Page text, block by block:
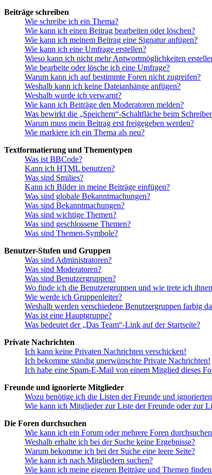
Beiträge schreiben
Wie schreibe ich ein Thema?
Wie kann ich einen Beitrag bearbeiten oder löschen?
Wie kann ich meinem Beitrag eine Signatur anfügen?
Wie kann ich eine Umfrage erstellen?
Wieso kann ich nicht mehr Antwortmöglichkeiten
Wie bearbeite oder lösche ich eine Umfrage?
Warum kann ich auf bestimmte Foren nicht zugreifen?
Weshalb kann ich keine Dateianhänge anfügen?
Weshalb wurde ich verwarnt?
Wie kann ich Beiträge den Moderatoren melden?
Was bewirkt die „Speichern“-Schaltfläche beim
Warum muss mein Beitrag erst freigegeben werden?
Wie markiere ich ein Thema als neu?
Textformatierung und Thementypen
Was ist BBCode?
Kann ich HTML benutzen?
Was sind Smilies?
Kann ich Bilder in meine Beiträge einfügen?
Was sind globale Bekanntmachungen?
Was sind Bekanntmachungen?
Was sind wichtige Themen?
Was sind geschlossene Themen?
Was sind Themen-Symbole?
Benutzer-Stufen und Gruppen
Was sind Administratoren?
Was sind Moderatoren?
Was sind Benutzergruppen?
Wo finde ich die Benutzergruppen und wie trete ich
Wie werde ich Gruppenleiter?
Weshalb werden verschiedene Benutzergruppen farbig
Was ist eine Hauptgruppe?
Was bedeutet der „Das Team“-Link auf der Startseite?
Private Nachrichten
Ich kann keine Privaten Nachrichten verschicken!
Ich bekomme ständig unerwünschte Private Nachrichten!
Ich habe eine Spam-E-Mail von einem Mitglied dieses
Freunde und ignorierte Mitglieder
Wozu benötige ich die Listen der Freunde und
Wie kann ich Mitglieder zur Liste der Freunde oder zur
Die Foren durchsuchen
Wie kann ich ein Forum oder mehrere Foren
Weshalb erhalte ich bei der Suche keine Ergebnisse?
Warum bekomme ich bei der Suche eine leere Seite?
Wie kann ich nach Mitgliedern suchen?
Wie kann ich meine eigenen Beiträge und Themen